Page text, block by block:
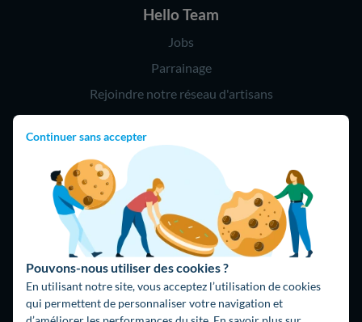
Continuer sans accepter
Pouvons-nous utiliser des cookies ?
En utilisant notre site, vous acceptez l’utilisation de cookies
qui permettent de personnaliser votre navigation et
Hello Team
Jobs
Parrainage
Rejoindre notre réseau d'artisans
Hello !
09 75 18 60 60
(8h-21h)
75018 Paris